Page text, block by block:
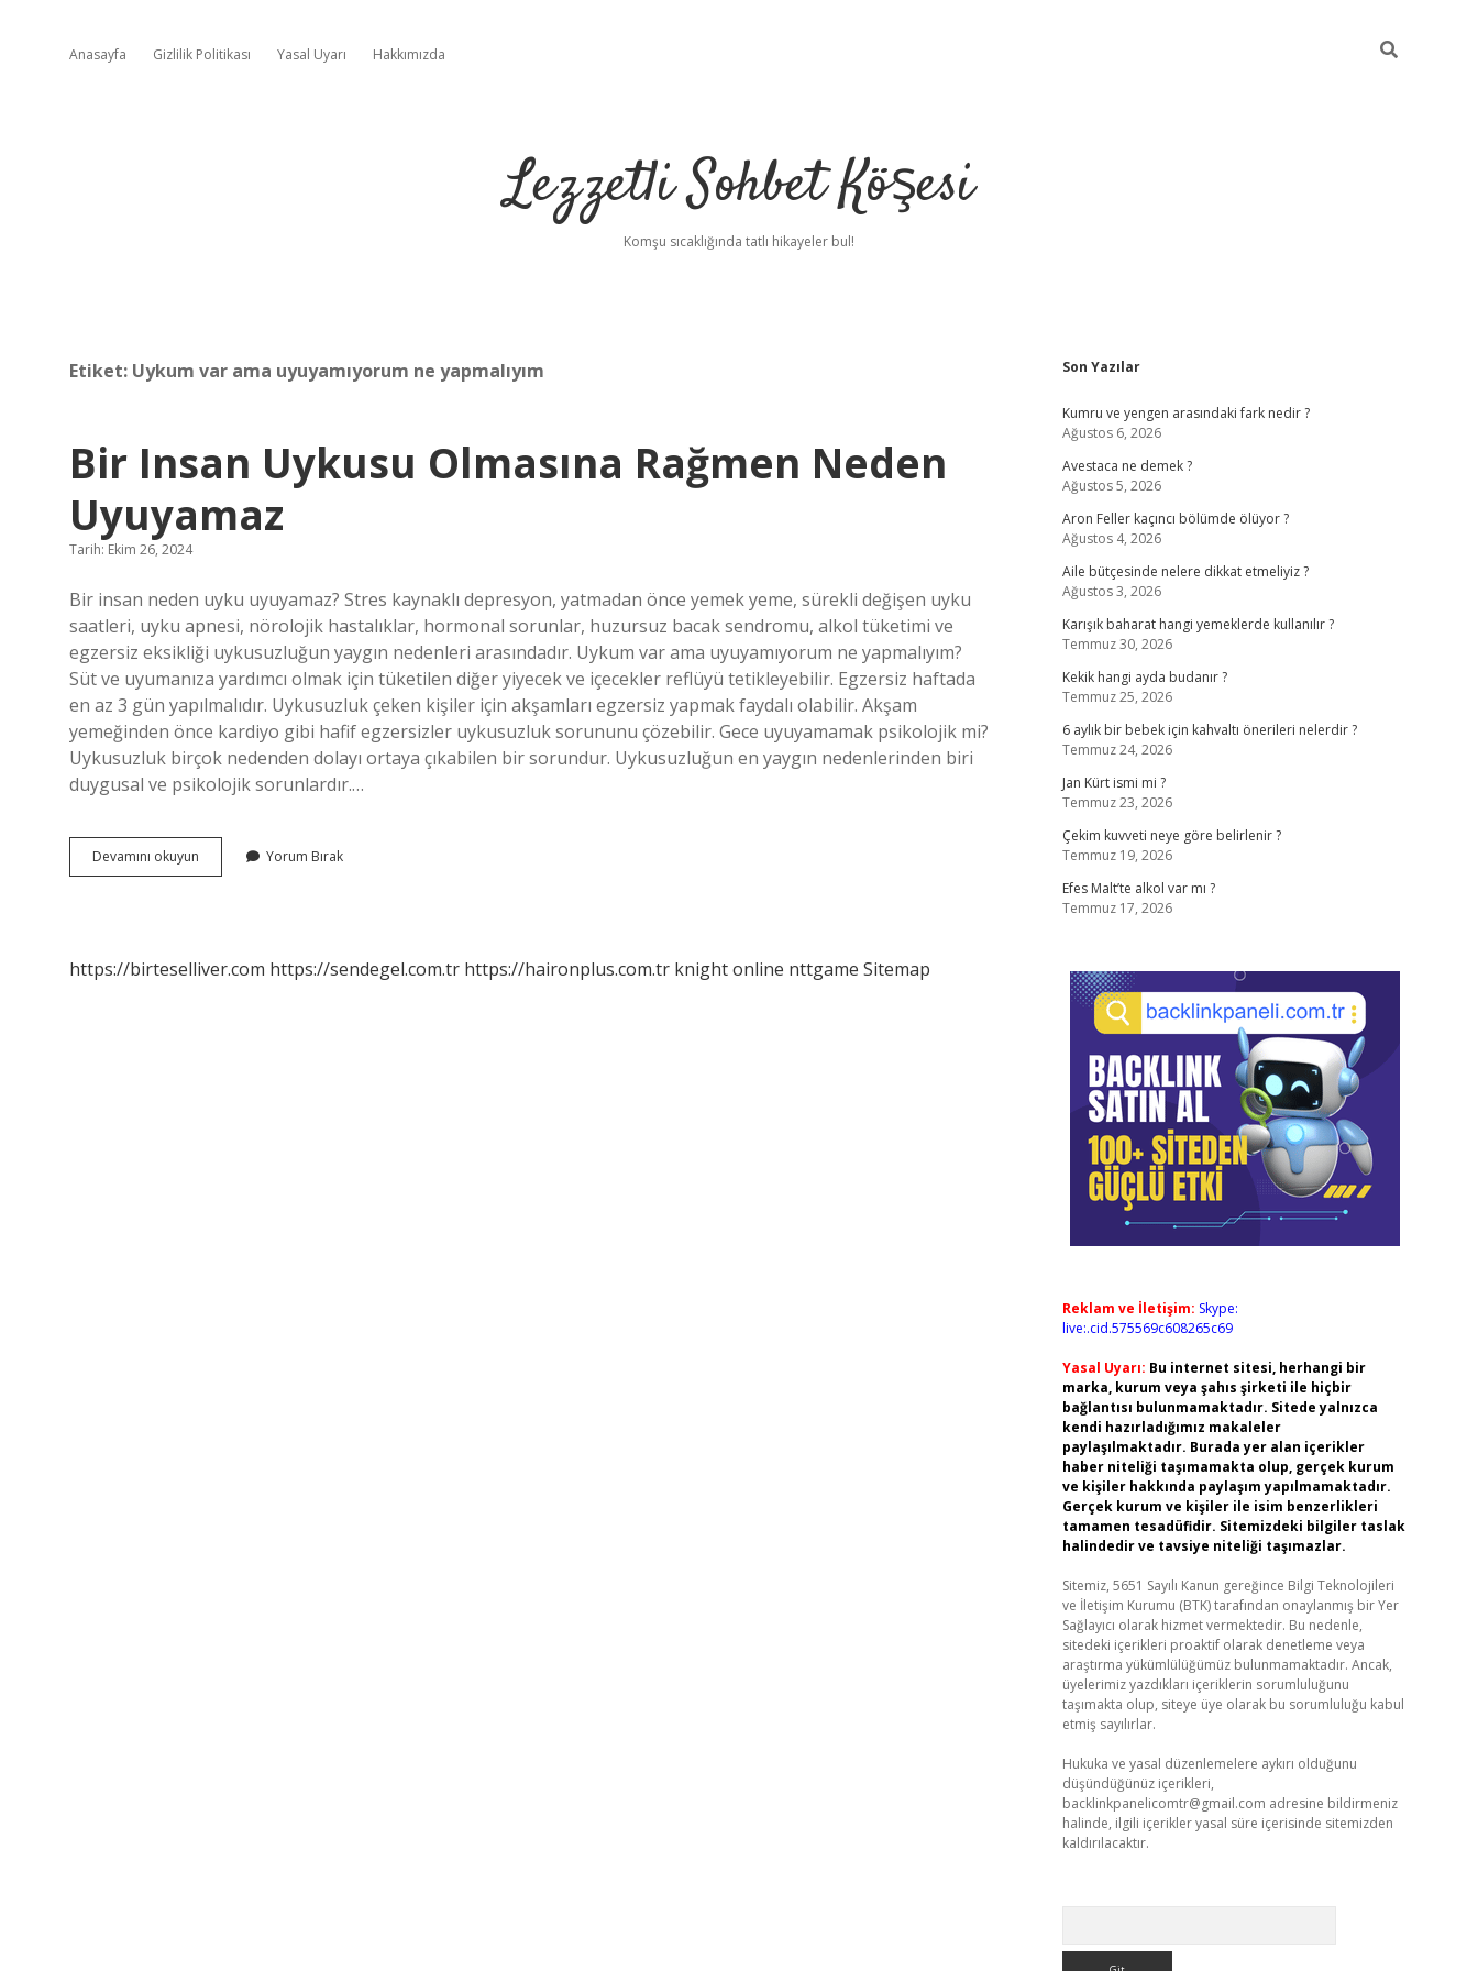
Anasayfa Gizlilik Politikası Yasal Uyarı Hakkımızda
Lezzetli Sohbet Köşesi
Komşu sıcaklığında tatlı hikayeler bul!
Etiket: Uykum var ama uyuyamıyorum ne yapmalıyım
Bir Insan Uykusu Olmasına Rağmen Neden
Uyuyamaz
Tarih: Ekim 26, 2024
Bir insan neden uyku uyuyamaz? Stres kaynaklı depresyon, yatmadan önce yemek yeme, sürekli değişen uyku
saatleri, uyku apnesi, nörolojik hastalıklar, hormonal sorunlar, huzursuz bacak sendromu, alkol tüketimi ve
egzersiz eksikliği uykusuzluğun yaygın nedenleri arasındadır. Uykum var ama uyuyamıyorum ne yapmalıyım?
Süt ve uyumanıza yardımcı olmak için tüketilen diğer yiyecek ve içecekler reflüyü tetikleyebilir. Egzersiz haftada
en az 3 gün yapılmalıdır. Uykusuzluk çeken kişiler için akşamları egzersiz yapmak faydalı olabilir. Akşam
yemeğinden önce kardiyo gibi hafif egzersizler uykusuzluk sorununu çözebilir. Gece uyuyamamak psikolojik mi?
Uykusuzluk birçok nedenden dolayı ortaya çıkabilen bir sorundur. Uykusuzluğun en yaygın nedenlerinden biri
duygusal ve psikolojik sorunlardır.…
Devamını okuyun
Insan
Uyuyamaz
Yorum Bırak
https://birteselliver.com https://sendegel.com.tr https://haironplus.com.tr knight online nttgame Sitemap
Sidebar
Son Yazılar
Kumru ve yengen arasındaki fark nedir ?
Ağustos 6, 2026
Avestaca ne demek ?
Ağustos 5, 2026
Aron Feller kaçıncı bölümde ölüyor ?
Ağustos 4, 2026
Aile bütçesinde nelere dikkat etmeliyiz ?
Ağustos 3, 2026
Karışık baharat hangi yemeklerde kullanılır ?
Temmuz 30, 2026
Kekik hangi ayda budanır ?
Temmuz 25, 2026
6 aylık bir bebek için kahvaltı önerileri nelerdir ?
Temmuz 24, 2026
Jan Kürt ismi mi ?
Temmuz 23, 2026
Çekim kuvveti neye göre belirlenir ?
Temmuz 19, 2026
Efes Malt’te alkol var mı ?
Temmuz 17, 2026
Reklam ve İletişim: Skype:
live:.cid.575569c608265c69
Yasal Uyarı: Bu internet sitesi, herhangi bir
marka, kurum veya şahıs şirketi ile hiçbir
bağlantısı bulunmamaktadır. Sitede yalnızca
kendi hazırladığımız makaleler
paylaşılmaktadır. Burada yer alan içerikler
haber niteliği taşımamakta olup, gerçek kurum
ve kişiler hakkında paylaşım yapılmamaktadır.
Gerçek kurum ve kişiler ile isim benzerlikleri
tamamen tesadüfidir. Sitemizdeki bilgiler taslak
halindedir ve tavsiye niteliği taşımazlar.
Sitemiz, 5651 Sayılı Kanun gereğince Bilgi Teknolojileri
ve İletişim Kurumu (BTK) tarafından onaylanmış bir Yer
Sağlayıcı olarak hizmet vermektedir. Bu nedenle,
sitedeki içerikleri proaktif olarak denetleme veya
araştırma yükümlülüğümüz bulunmamaktadır. Ancak,
üyelerimiz yazdıkları içeriklerin sorumluluğunu
taşımakta olup, siteye üye olarak bu sorumluluğu kabul
etmiş sayılırlar.
Hukuka ve yasal düzenlemelere aykırı olduğunu
düşündüğünüz içerikleri,
backlinkpanelicomtr@gmail.com adresine bildirmeniz
halinde, ilgili içerikler yasal süre içerisinde sitemizden
kaldırılacaktır.
betci